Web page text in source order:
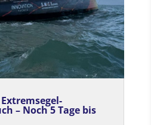
Extremsegel-
– Noch 5 Tage bis